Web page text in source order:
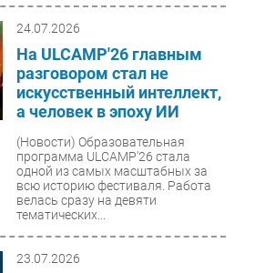
24.07.2026
На ULCAMP'26 главным
разговором стал не
искусственный интеллект,
а человек в эпоху ИИ
(Новости) Образовательная
программа ULCAMP'26 стала
одной из самых масштабных за
всю историю фестиваля. Работа
велась сразу на девяти
тематических...
23.07.2026